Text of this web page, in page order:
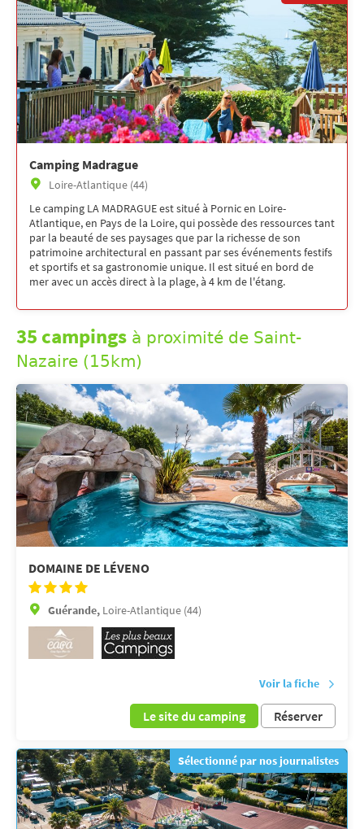
Camping Madrague
Loire-Atlantique (44)
Le camping LA MADRAGUE est situé à Pornic en Loire-
Atlantique, en Pays de la Loire, qui possède des ressources tant
par la beauté de ses paysages que par la richesse de son
patrimoine architectural en passant par ses événements festifs
et sportifs et sa gastronomie unique. Il est situé en bord de
mer avec un accès direct à la plage, à 4 km de l'étang.
35 campings à proximité de Saint-
Nazaire (15km)
DOMAINE DE LÉVENO
Guérande, Loire-Atlantique (44)
Voir la fiche
Le site du camping Réserver
Sélectionné par nos journalistes